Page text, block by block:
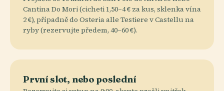
Cantina Do Mori (cicheti 1,50–4 € za kus, sklenka vína
2 €), případně do Osteria alle Testiere v Castellu na
ryby (rezervujte předem, 40–60 €).
První slot, nebo poslední